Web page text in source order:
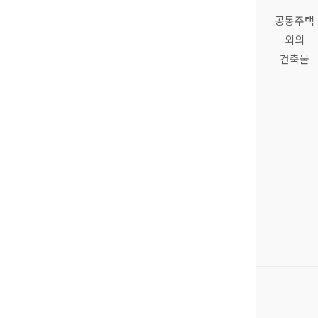
공동주택
외의
건축물